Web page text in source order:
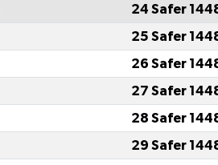
24 Safer
25 Safer
26 Safer
27 Safer
28 Safer
29 Safer